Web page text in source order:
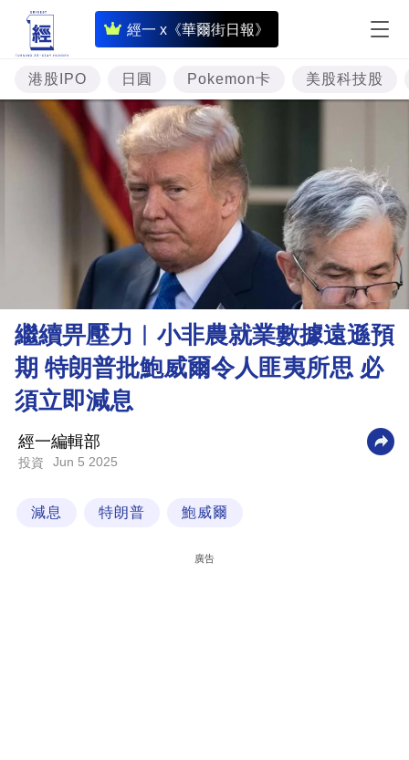
經一 x《華爾街日報》
即
時
財
經
專
題
投
資
樓
理
財
商
業
技
場
港股IPO 日圓 Pokemon卡 美股科技股
繼續畀壓力︳小非農就業數據遠遜預
期 特朗普批鮑威爾令人匪夷所思 必
須立即減息
經一編輯部
投資 Jun 5 2025
減息 特朗普 鮑威爾
廣告